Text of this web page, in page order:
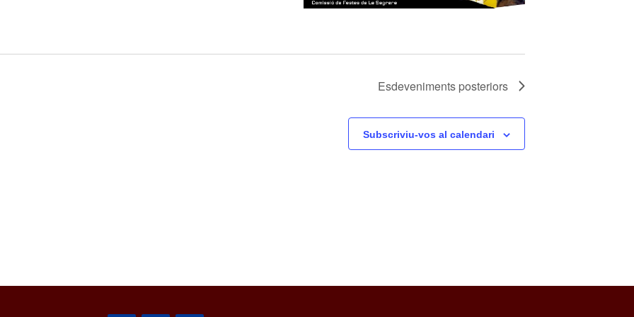
Esdeveniments posteriors
Subscriviu-vos al calendari